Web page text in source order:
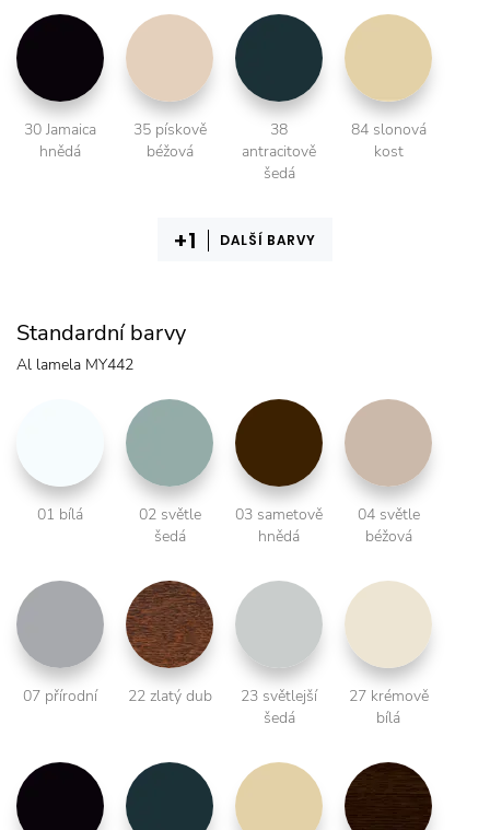
30 Jamaica
hnědá
35 pískově
béžová
38
antracitově
šedá
84 slonová
kost
DALŠÍ BARVY
Standardní barvy
Al lamela MY442
01 bílá
02 světle
šedá
03 sametově
hnědá
04 světle
béžová
07 přírodní 22 zlatý dub
23 světlejší
šedá
27 krémově
bílá